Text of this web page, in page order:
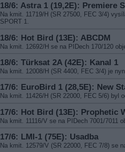
18/6: Astra 1 (19,2E): Premiere
Na kmit. 11719/H (SR 27500, FEC 3/4)
SPORT 1.
18/6: Hot Bird (13E): ABCDM
Na kmit. 12692/H se na PIDech 170/120
18/6: Türksat 2A (42E): Kanal 1
Na kmit. 12008/H (SR 4400, FEC 3/4) je
17/6: EuroBird 1 (28,5E): New
Na kmit. 11426/H (SR 22000, FEC 5/6) byl
17/6: Hot Bird (13E): Prophetic
Na kmit. 11116/V se na PIDech 7001/7011
17/6: LMI-1 (75E): Usadba
Na kmit. 12579/V (SR 22000, FEC 7/8) se